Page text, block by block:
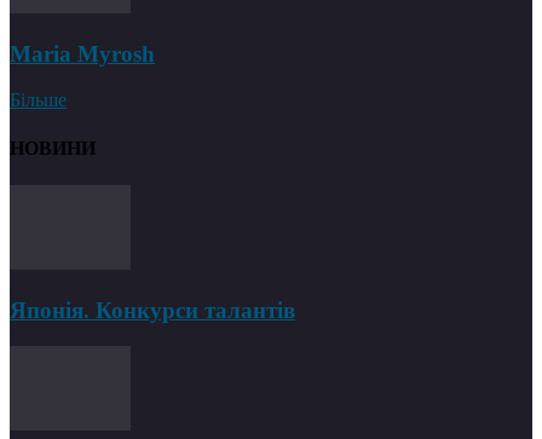
Maria Myrosh
Більше
НОВИНИ
Японія. Конкурси талантів